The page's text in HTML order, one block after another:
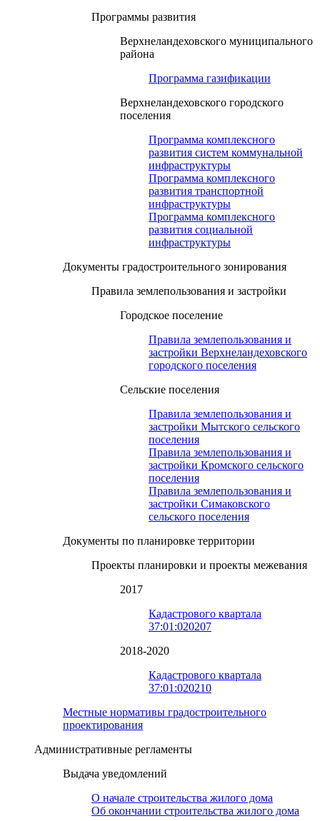
Программы развития
Верхнеландеховского муниципального
района
Программа газификации
Верхнеландеховского городского
поселения
Программа комплексного
развития систем коммунальной
инфраструктуры
Программа комплексного
развития транспортной
инфраструктуры
Программа комплексного
развития социальной
инфраструктуры
Документы градостроительного зонирования
Правила землепользования и застройки
Городское поселение
Правила землепользования и
застройки Верхнеландеховского
городского поселения
Сельские поселения
Правила землепользования и
застройки Мытского сельского
поселения
Правила землепользования и
застройки Кромского сельского
поселения
Правила землепользования и
застройки Симаковского
сельского поселения
Документы по планировке территории
Проекты планировки и проекты межевания
2017
Кадастрового квартала
37:01:020207
2018-2020
Кадастрового квартала
37:01:020210
Местные нормативы градостроительного
проектирования
Административные регламенты
Выдача уведомлений
О начале строительства жилого дома
Об окончании строительства жилого дома